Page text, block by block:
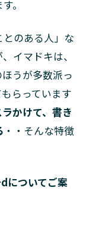
。
のある人」な
イマドキは、
うが多数派っ
らっています
かけて、書き
・・そんな特徴
についてご案